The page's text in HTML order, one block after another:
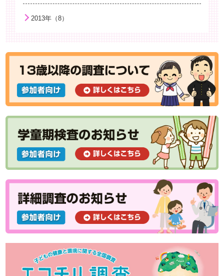
今から始める！「子どもの喫煙予防と病気の予防」
ネット検索と“子育てに役立つ情報”との付き合い方
安心して入手できる子育てお役立ち情報のご案内
アトピー性皮膚炎と乾燥：保湿が大切なわけ
親子の絆はいつからはじまる？－愛着の発達ー
思春期早発症の治療
今のこどもは早熟なのか
健康診査に行こう！＜幼児健診：満1歳～3歳＞
健康診査に行こう！＜乳児健診：１歳未満＞
虫歯予防を始めよう！
妊娠を考えたら、葉酸を摂ろう！
母乳による子育てのお話 その２
2013年（8）